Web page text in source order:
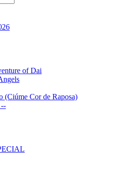
of Dai
(Ciúme Cor de Raposa)